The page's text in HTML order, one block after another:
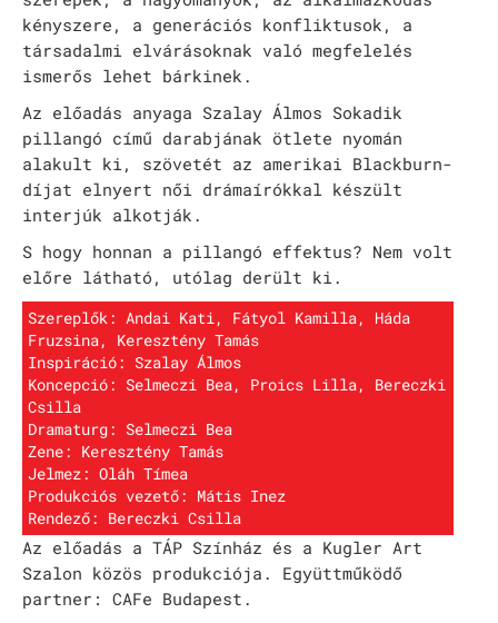
kényszere, a generációs konfliktusok, a
társadalmi elvárásoknak való megfelelés
ismerős lehet bárkinek.
Az előadás anyaga Szalay Álmos Sokadik
pillangó című darabjának ötlete nyomán
alakult ki, szövetét az amerikai Blackburn-
díjat elnyert női drámaírókkal készült
interjúk alkotják.
S hogy honnan a pillangó effektus? Nem volt
előre látható, utólag derült ki.
Szereplők: Andai Kati, Fátyol Kamilla, Háda
Fruzsina, Keresztény Tamás
Inspiráció: Szalay Álmos
Koncepció: Selmeczi Bea, Proics Lilla, Bereczki
Csilla
Dramaturg: Selmeczi Bea
Zene: Keresztény Tamás
Jelmez: Oláh Tímea
Produkciós vezető: Mátis Inez
Rendező: Bereczki Csilla
Az előadás a TÁP Színház és a Kugler Art
Szalon közös produkciója. Együttműködő
partner: CAFe Budapest.